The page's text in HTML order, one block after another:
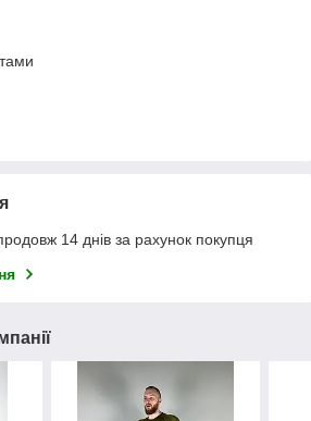
14 днів за рахунок покупця